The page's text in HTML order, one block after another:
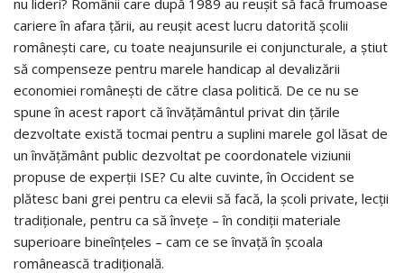
cariere în afara țării, au reușit acest lucru datorită școlii
românești care, cu toate neajunsurile ei conjuncturale, a știut
să compenseze pentru marele handicap al devalizării
economiei românești de către clasa politică. De ce nu se
spune în acest raport că învățământul privat din țările
dezvoltate există tocmai pentru a suplini marele gol lăsat de
un învățământ public dezvoltat pe coordonatele viziunii
propuse de experții ISE? Cu alte cuvinte, în Occident se
plătesc bani grei pentru ca elevii să facă, la școli private, lecții
tradiționale, pentru ca să învețe – în condiții materiale
superioare bineînțeles – cam ce se învață în școala
românească tradițională.